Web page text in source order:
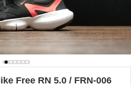
Free RN 5.0 / FRN-006